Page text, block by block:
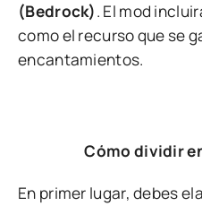
(Bedrock). El mod
como el recurso que se
encantamientos.
Cómo dividir
En primer lugar, debes